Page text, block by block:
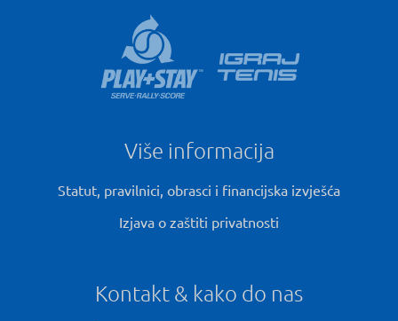
Više informacija
Statut, pravilnici, obrasci i financijska izvješća
Izjava o zaštiti privatnosti
Kontakt & kako do nas